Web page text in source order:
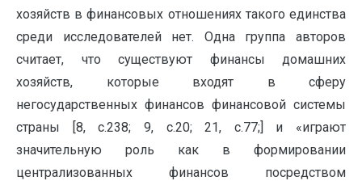
хозяйств в финансовых отношениях такого единства
среди исследователей нет. Одна группа авторов
считает, что существуют финансы домашних
хозяйств, которые входят в сферу
негосударственных финансов финансовой системы
страны [8, с.238; 9, с.20; 21, с.77;] и «играют
значительную роль как в формировании
централизованных финансов посредством